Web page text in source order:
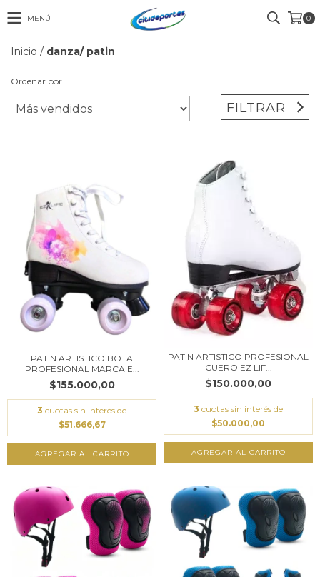
MENÚ 0
Inicio / danza/ patin
Ordenar por
FILTRAR
PATIN ARTISTICO BOTA
PROFESIONAL MARCA E...
$155.000,00
3 cuotas sin interés de
$51.666,67
AGREGAR AL CARRITO
PATIN ARTISTICO PROFESIONAL
CUERO EZ LIF...
$150.000,00
3 cuotas sin interés de
$50.000,00
AGREGAR AL CARRITO